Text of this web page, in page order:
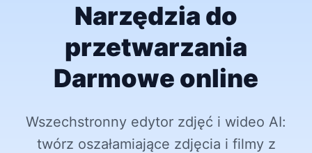
Narzędzia do
przetwarzania
Darmowe online
Wszechstronny edytor zdjęć i wideo AI:
twórz oszałamiające zdjęcia i filmy z